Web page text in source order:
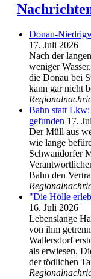
Donau-
17. Juli 2026
Nach der
weniger
die Donau bei
kann gar nicht
Bahn statt
gefunden 17.
Der Müll aus
wie lange
Schwandorfer
Bahn den
"Die Hölle
16. Juli 2026
Lebenslange
von ihm
Wallersdorf
als erwiesen.
der tödlichen